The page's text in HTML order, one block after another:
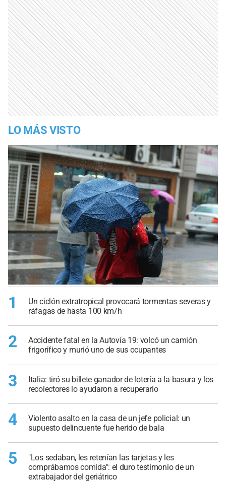
LO MÁS VISTO
1
Un ciclón extratropical provocará tormentas severas y
ráfagas de hasta 100 km/h
2
Accidente fatal en la Autovía 19: volcó un camión
frigorífico y murió uno de sus ocupantes
3
Italia: tiró su billete ganador de lotería a la basura y los
recolectores lo ayudaron a recuperarlo
4
Violento asalto en la casa de un jefe policial: un
supuesto delincuente fue herido de bala
5
"Los sedaban, les retenían las tarjetas y les
comprábamos comida": el duro testimonio de un
extrabajador del geriátrico